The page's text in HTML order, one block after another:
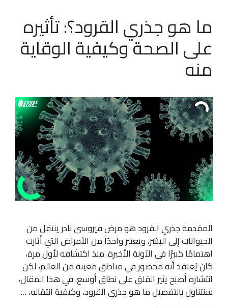
ما هو جذري القرود؟: تأثيره
على الصحة وكيفية الوقاية
منه
المقدمة جذري القرود هو مرض فيروسي نادر ينتقل من
الحيوانات إلى البشر، ويعتبر واحدًا من الأمراض التي أثارت
اهتمامًا كبيرًا في الآونة الأخيرة. منذ اكتشافه لأول مرة،
كان يُعتقد أنه محصور في مناطق معينة من العالم، لكن
انتشاره أصبح يثير القلق على نطاق أوسع. في هذا المقال،
سنتناول بالتفصيل ما هو جذري القرود، وكيفية انتقاله، …